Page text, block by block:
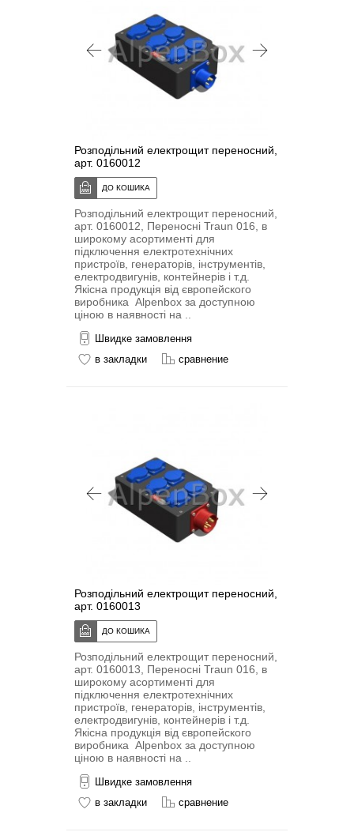
Розподільний електрощит переносний,
арт. 0160012
Розподільний електрощит переносний,
арт. 0160012, Переносні Traun 016, в
широкому асортименті для
підключення електротехнічних
пристроїв, генераторів, інструментів,
електродвигунів, контейнерів і т.д.
Якісна продукція від європейского
виробника Alpenbox за доступною
ціною в наявності на ..
Швидке замовлення
в закладки
сравнение
Розподільний електрощит переносний,
арт. 0160013
Розподільний електрощит переносний,
арт. 0160013, Переносні Traun 016, в
широкому асортименті для
підключення електротехнічних
пристроїв, генераторів, інструментів,
електродвигунів, контейнерів і т.д.
Якісна продукція від європейского
виробника Alpenbox за доступною
ціною в наявності на ..
Швидке замовлення
в закладки
сравнение